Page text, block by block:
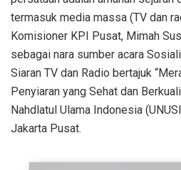
termasuk media massa (TV dan
Komisioner KPI Pusat, Mimah
sebagai nara sumber acara
Siaran TV dan Radio bertajuk
Penyiaran yang Sehat dan
Nahdlatul Ulama Indonesia
Jakarta Pusat.